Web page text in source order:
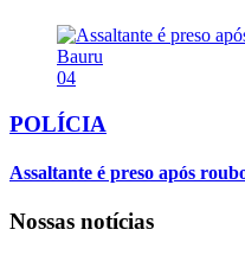
04
POLÍCIA
Assaltante é preso após
Nossas notícias